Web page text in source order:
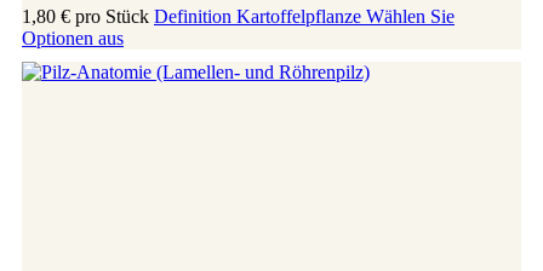
1,80 € pro Stück Definition Kartoffelpflanze Wählen Sie
Optionen aus